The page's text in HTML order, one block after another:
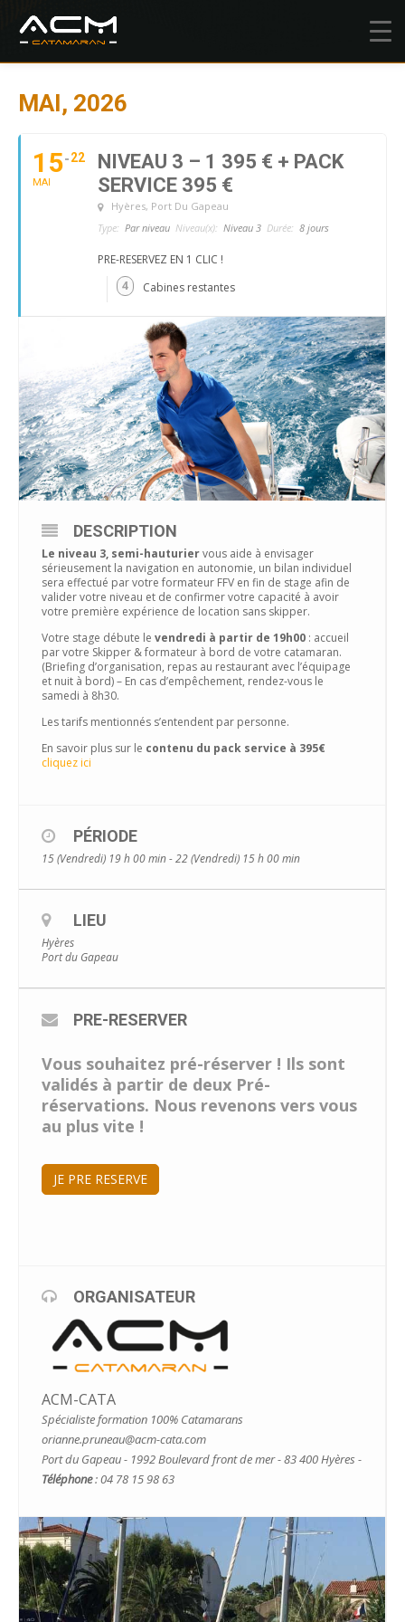
MAI, 2026
15
MAI
22
NIVEAU 3 – 1 395 € + PACK
SERVICE 395 €
Hyères, Port Du Gapeau
Type: Par niveau Niveau(x): Niveau 3 Durée: 8 jours
PRE-RESERVEZ EN 1 CLIC !
4 Cabines restantes
DESCRIPTION
Le niveau 3, semi-hauturiervous aide à envisager
sérieusement la navigation en autonomie, un bilan individuel
sera effectué par votre formateur FFV en fin de stage afin de
valider votre niveau et de confirmer votre capacité à avoir
votre première expérience de location sans skipper.
Votre stage débute le vendredi à partir de 19h00 : accueil
par votre Skipper & formateur à bord de votre catamaran.
(Briefing d’organisation, repas au restaurant avec l’équipage
et nuit à bord) – En cas d’empêchement, rendez-vous le
samedi à 8h30.
Les tarifs mentionnés s’entendent par personne.
En savoir plus sur le contenu du pack service à 395€
cliquez ici
PÉRIODE
15 (Vendredi) 19 h 00 min - 22 (Vendredi) 15 h 00 min
LIEU
Hyères
Port du Gapeau
PRE-RESERVER
Vous souhaitez pré-réserver ! Ils sont
validés à partir de deux Pré-
réservations. Nous revenons vers vous
au plus vite !
JE PRE RESERVE
ORGANISATEUR
ACM-CATA
Spécialiste formation 100% Catamarans
orianne.pruneau@acm-cata.com
Port du Gapeau - 1992 Boulevard front de mer - 83 400 Hyères -
Téléphone: 04 78 15 98 63